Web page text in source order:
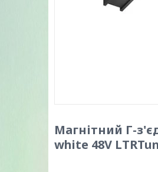
Магнітний Г-
white 48V